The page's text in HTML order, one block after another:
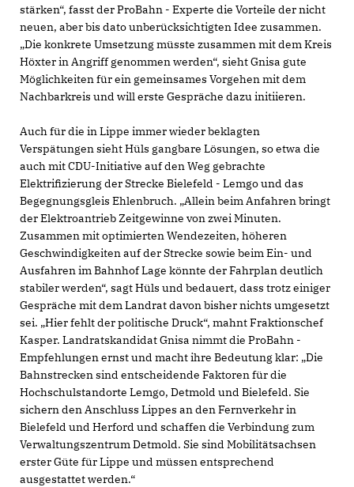
stärken“, fasst der ProBahn - Experte die Vorteile der nicht
neuen, aber bis dato unberücksichtigten Idee zusammen.
Die konkrete Umsetzung müsste zusammen mit dem Kreis
Höxter in Angriff genommen werden“, sieht Gnisa gute
Möglichkeiten für ein gemeinsames Vorgehen mit dem
Nachbarkreis und will erste Gespräche dazu initiieren.
Auch für die in Lippe immer wieder beklagten
Verspätungen sieht Hüls gangbare Lösungen, so etwa die
auch mit CDU-Initiative auf den Weg gebrachte
Elektrifizierung der Strecke Bielefeld - Lemgo und das
Begegnungsgleis Ehlenbruch. „Allein beim Anfahren bringt
der Elektroantrieb Zeitgewinne von zwei Minuten.
Zusammen mit optimierten Wendezeiten, höheren
Geschwindigkeiten auf der Strecke sowie beim Ein- und
Ausfahren im Bahnhof Lage könnte der Fahrplan deutlich
stabiler werden“, sagt Hüls und bedauert, dass trotz einiger
Gespräche mit dem Landrat davon bisher nichts umgesetzt
sei. „Hier fehlt der politische Druck“, mahnt Fraktionschef
Kasper. Landratskandidat Gnisa nimmt die ProBahn -
Empfehlungen ernst und macht ihre Bedeutung klar: „Die
Bahnstrecken sind entscheidende Faktoren für die
Hochschulstandorte Lemgo, Detmold und Bielefeld. Sie
sichern den Anschluss Lippes an den Fernverkehr in
Bielefeld und Herford und schaffen die Verbindung zum
Verwaltungszentrum Detmold. Sie sind Mobilitätsachsen
erster Güte für Lippe und müssen entsprechend
ausgestattet werden.“